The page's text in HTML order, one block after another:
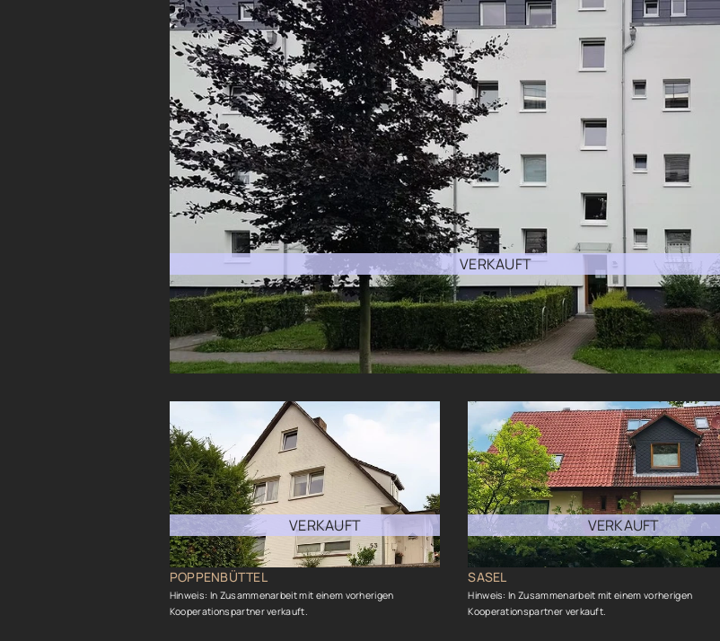
VERKAUFT
VERKAUFT
POPPENBÜTTEL
Hinweis: In Zusammenarbeit mit einem vorherigen
Kooperationspartner verkauft.
VERKAUFT
SASEL
Hinweis: In Zusammenarbeit mit einem vorherigen
Kooperationspartner verkauft.